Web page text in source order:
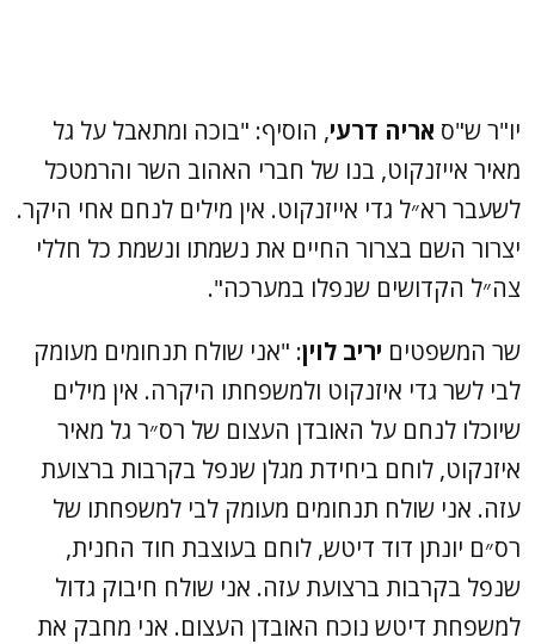
יו"ר ש"ס אריה דרעי, הוסיף: "בוכה ומתאבל על גל
מאיר אייזנקוט, בנו של חברי האהוב השר והרמטכל
לשעבר רא״ל גדי אייזנקוט. אין מילים לנחם אחי היקר.
יצרור השם בצרור החיים את נשמתו ונשמת כל חללי
צה״ל הקדושים שנפלו במערכה".
שר המשפטים יריב לוין: "אני שולח תנחומים מעומק
לבי לשר גדי איזנקוט ולמשפחתו היקרה. אין מילים
שיוכלו לנחם על האובדן העצום של רס״ר גל מאיר
איזנקוט, לוחם ביחידת מגלן שנפל בקרבות ברצועת
עזה. אני שולח תנחומים מעומק לבי למשפחתו של
רס״ם יונתן דוד דיטש, לוחם בעוצבת חוד החנית,
שנפל בקרבות ברצועת עזה. אני שולח חיבוק גדול
למשפחת דיטש נוכח האובדן העצום. אני מחבק את